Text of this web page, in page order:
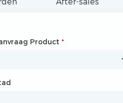
Product *
*